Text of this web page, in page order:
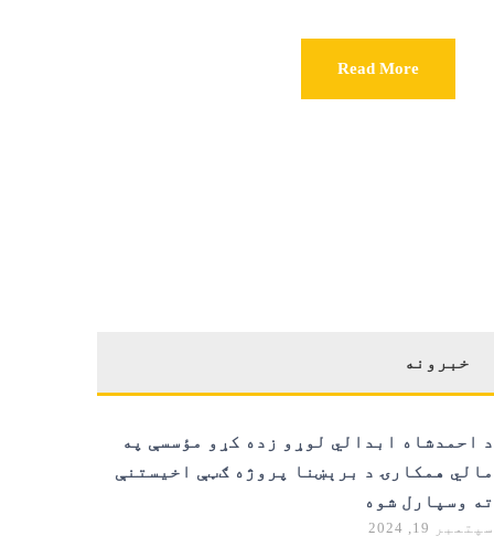
Read More
خبرونه
د احمدشاه ابدالي لوړو زده کړو مؤسسې په
مالي همکارۍ د برېښنا پروژه ګټې اخیستنې
ته وسپارل شوه
سپتمبر 19, 2024